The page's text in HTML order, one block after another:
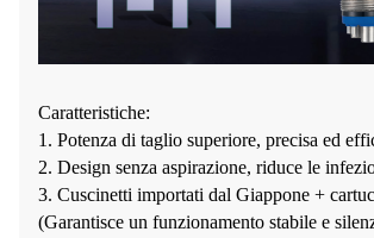
Caratteristiche:
1. Potenza di taglio superiore, precisa ed
2. Design senza aspirazione, riduce le
3. Cuscinetti importati dal Giappone +
(Garantisce un funzionamento stabile e